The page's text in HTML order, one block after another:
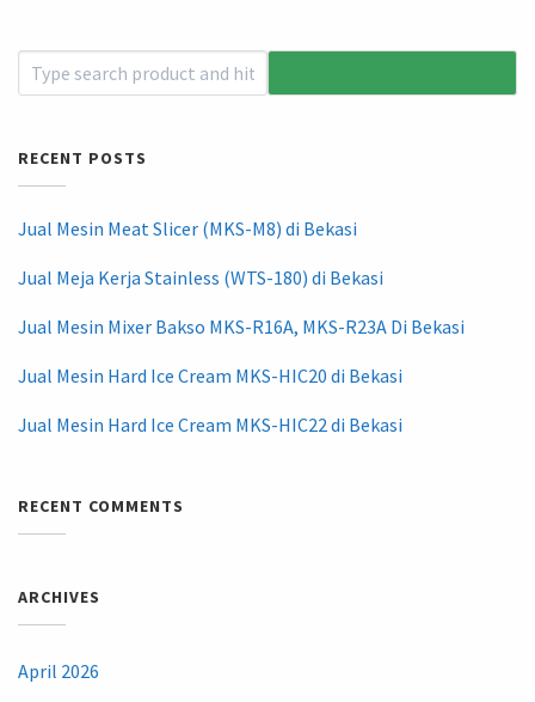
RECENT POSTS
Jual Mesin Meat Slicer (MKS-M8) di Bekasi
Jual Meja Kerja Stainless (WTS-180) di Bekasi
Jual Mesin Mixer Bakso MKS-R16A, MKS-R23A Di Bekasi
Jual Mesin Hard Ice Cream MKS-HIC20 di Bekasi
Jual Mesin Hard Ice Cream MKS-HIC22 di Bekasi
RECENT COMMENTS
ARCHIVES
April 2026